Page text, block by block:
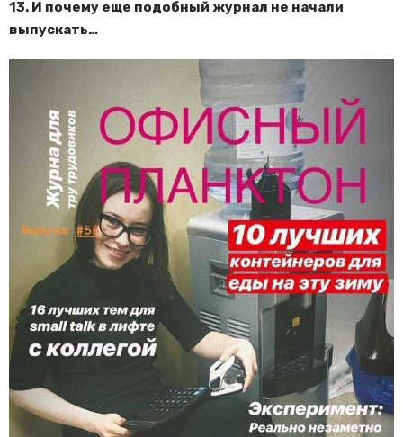
13. И почему еще подобный журнал не начали
выпускать…